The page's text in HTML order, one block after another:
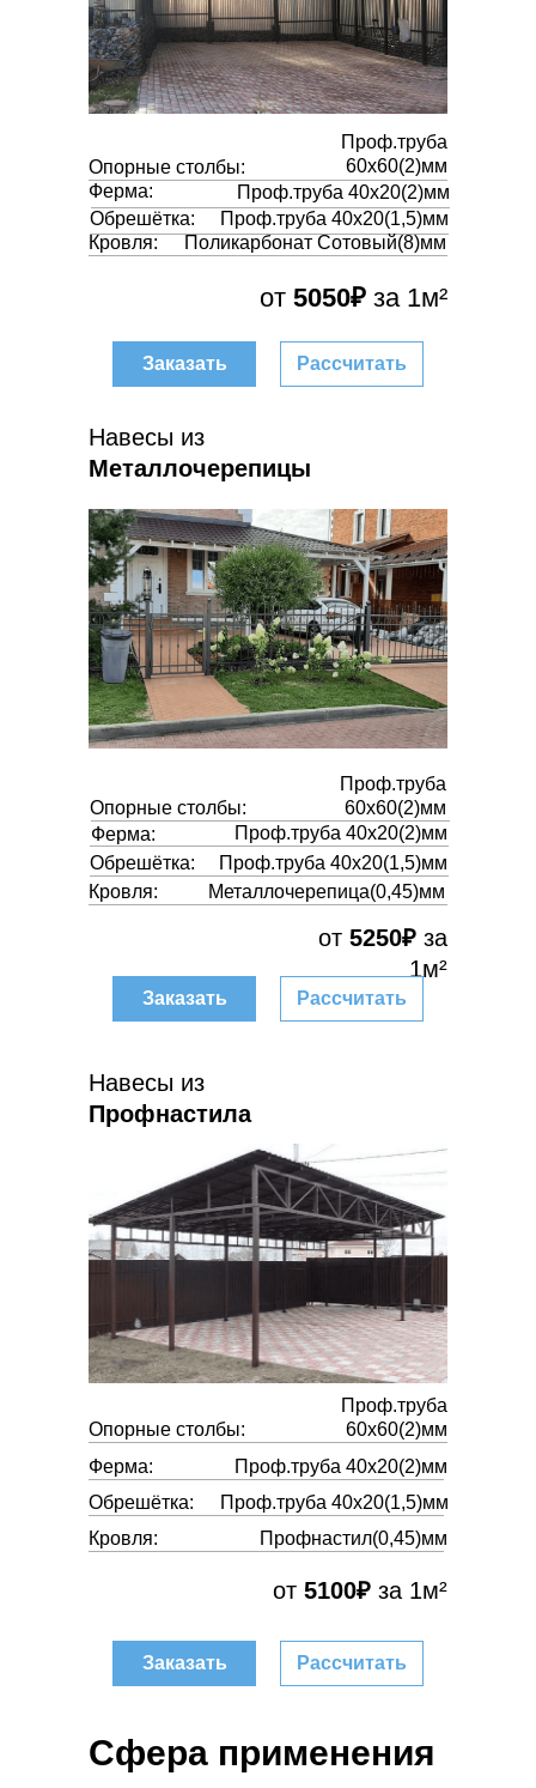
Заказать
от 5050₽ за 1м²
Рассчитать
Опорные столбы:
Проф.труба
60х60(2)мм
Ферма:
Проф.труба 40х20(2)мм
Навесы из
Металлочерепицы
Заказать
от 5250₽ за
1м²
Рассчитать
Заказать
от 5100₽ за 1м²
Рассчитать
Обрешётка: Проф.труба 40х20(1,5)мм
Обрешётка: Проф.труба 40х20(1,5)мм
Обрешётка: Проф.труба 40х20(1,5)мм
Навесы из
Профнастила
Опорные столбы:
Проф.труба
60х60(2)мм
Ферма:
Проф.труба 40х20(2)мм
Опорные столбы:
Проф.труба
60х60(2)мм
Ферма:
Проф.труба 40х20(2)мм
Кровля: Поликарбонат Сотовый(8)мм
Кровля: Металлочерепица(0,45)мм
Кровля: Профнастил(0,45)мм
Сфера применения